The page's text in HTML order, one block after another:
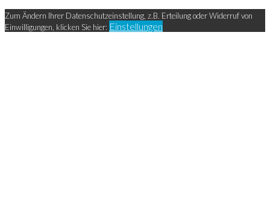
Zum Ändern Ihrer Datenschutzeinstellung, z.B. Erteilung oder Widerruf von
Einwilligungen, klicken Sie hier: Einstellungen